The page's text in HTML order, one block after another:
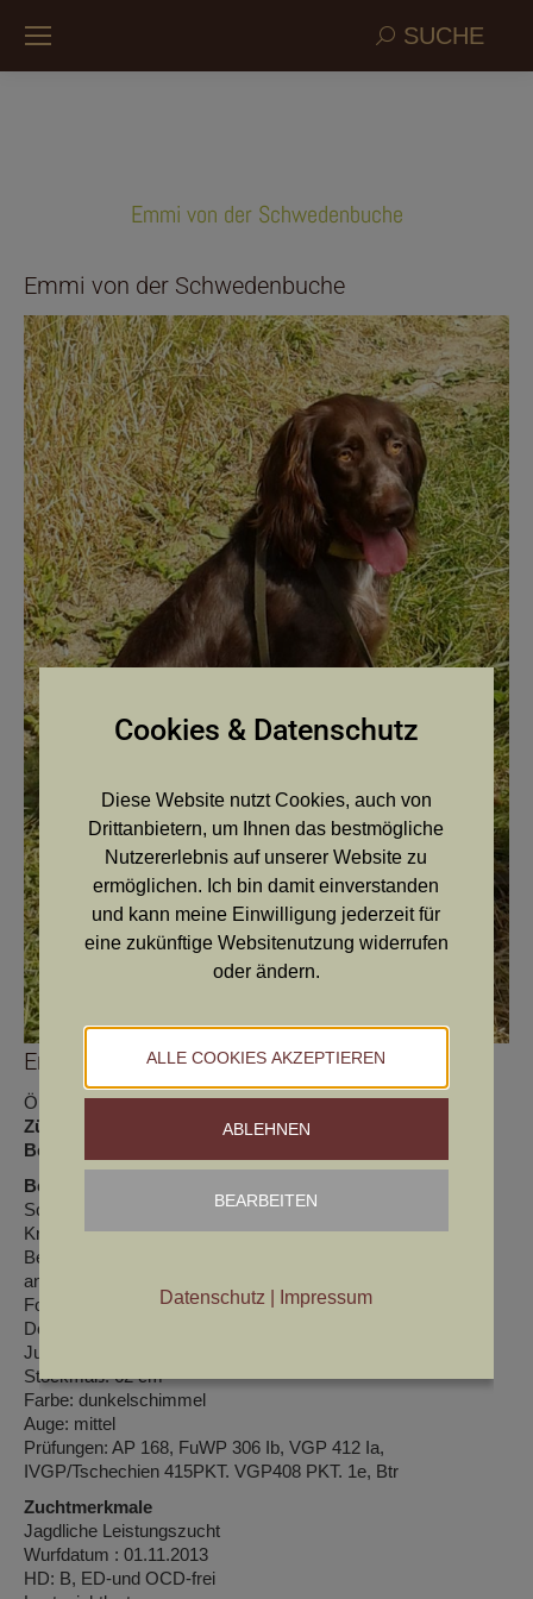
Search:SUCHE
Emmi von der Schwedenbuche
Emmi von der Schwedenbuche
Emmi von der Schwedenbuche
ÖHZB: DL 6052
Züchter:
Besitzer:
Beschreibung
Schöner Kopf, korrekte Rückenlinie mit sehr ordentlicher
Kruppe, gut ausgebildete Brust, harmonischer
Bewegungsablauf, das Haar ist harsch und fest. Sehr
ansprechende, ausgeglichene Hündin des Mittelschlages.
Formwert: v/v/v,
Doppel CACIB Wels 06.12.2014, Vorzüglich 1,Vorzüglich,
Jugendbester, BOB
Stockmaß: 62 cm
Farbe: dunkelschimmel
Auge: mittel
Prüfungen: AP 168, FuWP 306 Ib, VGP 412 Ia,
IVGP/Tschechien 415PKT. VGP408 PKT. 1e, Btr
Zuchtmerkmale
Jagdliche Leistungszucht
Wurfdatum : 01.11.2013
HD: B, ED-und OCD-frei
Cookies & Datenschutz
Diese Website nutzt Cookies, auch von
Drittanbietern, um Ihnen das bestmögliche
Nutzererlebnis auf unserer Website zu
ermöglichen. Ich bin damit einverstanden
und kann meine Einwilligung jederzeit für
eine zukünftige Websitenutzung widerrufen
oder ändern.
ALLE COOKIES AKZEPTIEREN
ABLEHNEN
BEARBEITEN
Datenschutz Impressum